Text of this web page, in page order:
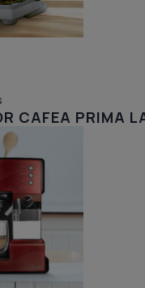
CAFEA PRIMA